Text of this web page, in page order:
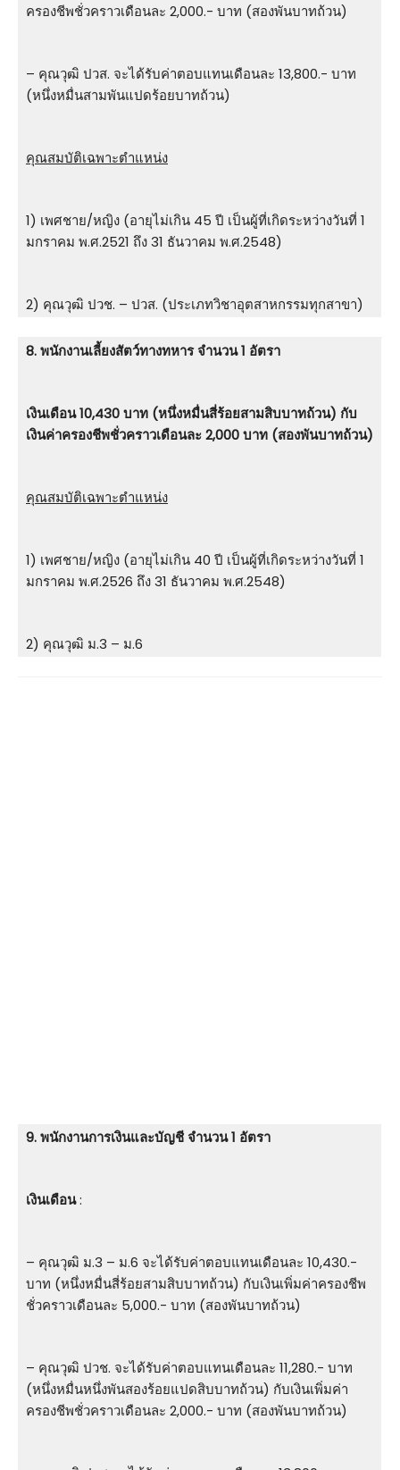
ครองชีพชั่วคราวเดือนละ 2,000.- บาท (สองพันบาทถ้วน)
– คุณวุฒิ ปวส. จะได้รับค่าตอบแทนเดือนละ 13,800.- บาท
(หนึ่งหมื่นสามพันแปดร้อยบาทถ้วน)
คุณสมบัติเฉพาะตำแหน่ง
1) เพศชาย/หญิง (อายุไม่เกิน 45 ปี เป็นผู้ที่เกิดระหว่างวันที่ 1
มกราคม พ.ศ.2521 ถึง 31 ธันวาคม พ.ศ.2548)
2) คุณวุฒิ ปวช. – ปวส. (ประเภทวิชาอุตสาหกรรมทุกสาขา)
8. พนักงานเลี้ยงสัตว์ทางทหาร จำนวน 1 อัตรา
เงินเดือน 10,430 บาท (หนึ่งหมื่นสี่ร้อยสามสิบบาทถ้วน) กับ
เงินค่าครองชีพชั่วคราวเดือนละ 2,000 บาท (สองพันบาทถ้วน)
คุณสมบัติเฉพาะตำแหน่ง
1) เพศชาย/หญิง (อายุไม่เกิน 40 ปี เป็นผู้ที่เกิดระหว่างวันที่ 1
มกราคม พ.ศ.2526 ถึง 31 ธันวาคม พ.ศ.2548)
2) คุณวุฒิ ม.3 – ม.6
9. พนักงานการเงินและบัญชี จำนวน 1 อัตรา
เงินเดือน:
– คุณวุฒิ ม.3 – ม.6 จะได้รับค่าตอบแทนเดือนละ 10,430.-
บาท (หนึ่งหมื่นสี่ร้อยสามสิบบาทถ้วน) กับเงินเพิ่มค่าครองชีพ
ชั่วคราวเดือนละ 5,000.- บาท (สองพันบาทถ้วน)
– คุณวุฒิ ปวช. จะได้รับค่าตอบแทนเดือนละ 11,280.- บาท
(หนึ่งหมื่นหนึ่งพันสองร้อยแปดสิบบาทถ้วน) กับเงินเพิ่มค่า
ครองชีพชั่วคราวเดือนละ 2,000.- บาท (สองพันบาทถ้วน)